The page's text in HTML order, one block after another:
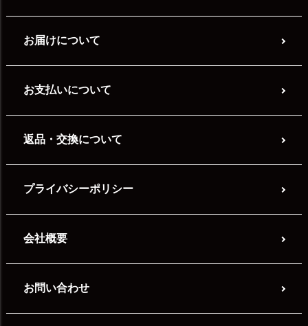
お届けについて
お支払いについて
返品・交換について
プライバシーポリシー
会社概要
お問い合わせ